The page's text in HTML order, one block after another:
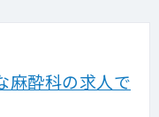
麻酔科の求人で